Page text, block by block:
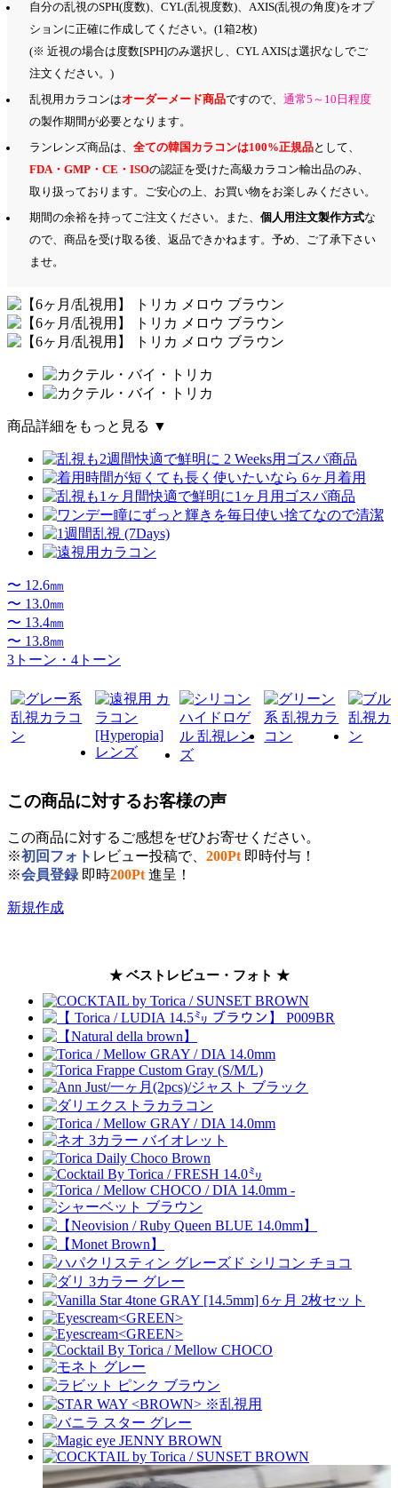
自分の乱視のSPH(度数)、CYL(乱視度数)、AXIS(乱視の角度)をオプ
ションに正確に作成してください。(1箱2枚)
(※ 近視の場合は度数[SPH]のみ選択し、CYL AXISは選択なしでご
注文ください。)
乱視用カラコンはオーダーメード商品ですので、通常5～10日程度
の製作期間が必要となります。
ランレンズ商品は、全ての韓国カラコンは100%正規品として、
FDA・GMP・CE・ISOの認証を受けた高級カラコン輸出品のみ、
取り扱っております。ご安心の上、お買い物をお楽しみください。
期間の余裕を持ってご注文ください。また、個人用注文製作方式な
ので、商品を受け取る後、返品できかねます。予め、ご了承下さい
ませ。
商品詳細をもっと見る ▼
〜 12.6㎜
〜 13.0㎜
〜 13.4㎜
〜 13.8㎜
3トーン・4トーン
この商品に対するお客様の声
この商品に対するご感想をぜひお寄せください。
※初回フォト レビュー投稿で、 200Pt 即時付与！
※会員登録 即時200Pt 進呈！
新規作成
★ ベストレビュー・フォト ★